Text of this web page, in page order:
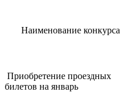
Наименование конкурса
Приобретение проездных
билетов на январь